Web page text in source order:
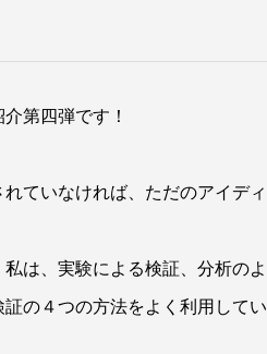
第四弾です！
ていなければ、ただのアイディ
は、実験による検証、分析のよ
の４つの方法をよく利用してい